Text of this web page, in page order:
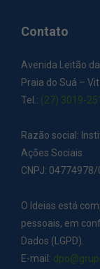
Contato
Avenida Leitão
Praia do Suá –
Tel.: (27) 3019-
Razão social:
Ações Sociais
CNPJ: 04774978/
O Ideias está
pessoais, em
Dados (LGPD).
E-mail: